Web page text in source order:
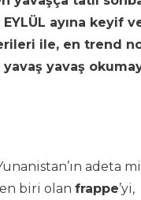
ayına keyif
ile, en trend
yavaş
adeta
biri olan frappe’yi,